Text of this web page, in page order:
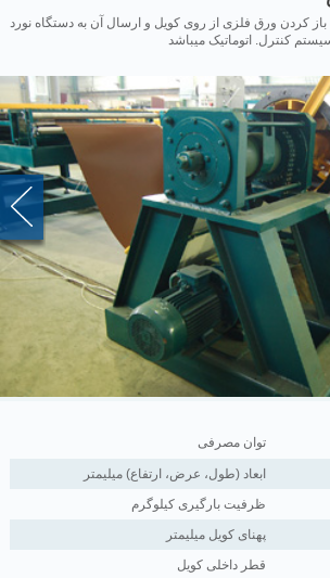
کردن ورق فلزی از روی کویل و ارسال آن به دستگاه نورد
کنترل. اتوماتیک میباشد
توان مصرفی
ابعاد (طول، عرض، ارتفاع) میلیمتر
ظرفیت بارگیری کیلوگرم
پهنای کویل میلیمتر
قطر داخلی کویل